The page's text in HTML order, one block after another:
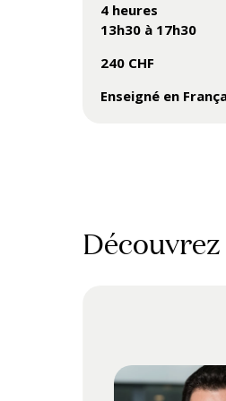
4 heures
13h30 à 17h30
240 CHF
Enseigné en